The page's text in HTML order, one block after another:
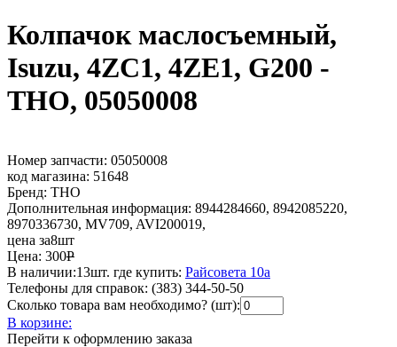
Колпачок маслосъемный,
Isuzu, 4ZC1, 4ZE1, G200 -
THO, 05050008
Номер запчасти: 05050008
код магазина: 51648
Бренд: THO
Дополнительная информация: 8944284660, 8942085220,
8970336730, MV709, AVI200019,
цена за8шт
Цена: 300Р
В наличии:13шт. где купить: Райсовета 10а
Телефоны для справок: (383) 344-50-50
Сколько товара вам необходимо? (шт):
В корзине:
Перейти к оформлению заказа